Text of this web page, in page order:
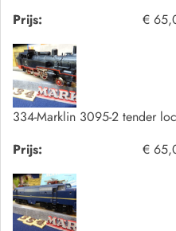
Prijs:
€
334-Marklin 3095-2 tender
Prijs:
€